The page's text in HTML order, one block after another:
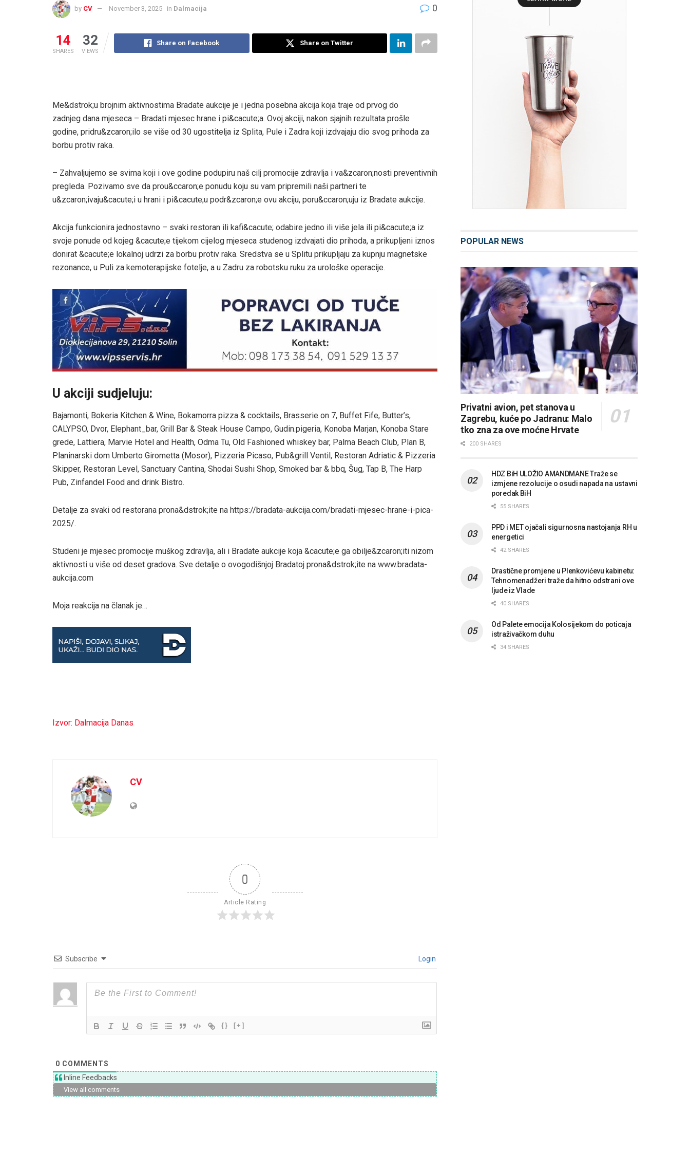
by CV November 3, 2025 in Dalmacija 0
14
SHARES
32
VIEWS
Share on Facebook Share on Twitter
Me&dstrok;u brojnim aktivnostima Bradate aukcije je i jedna posebna akcija koja traje od prvog do
zadnjeg dana mjeseca – Bradati mjesec hrane i pi&cacute;a. Ovoj akciji, nakon sjajnih rezultata prošle
godine, pridru&zcaron;ilo se više od 30 ugostitelja iz Splita, Pule i Zadra koji izdvajaju dio svog prihoda za
borbu protiv raka.
– Zahvaljujemo se svima koji i ove godine podupiru naš cilj promocije zdravlja i va&zcaron;nosti preventivnih
pregleda. Pozivamo sve da prou&ccaron;e ponudu koju su vam pripremili naši partneri te
u&zcaron;ivaju&cacute;i u hrani i pi&cacute;u podr&zcaron;e ovu akciju, poru&ccaron;uju iz Bradate aukcije.
Akcija funkcionira jednostavno – svaki restoran ili kafi&cacute; odabire jedno ili više jela ili pi&cacute;a iz
svoje ponude od kojeg &cacute;e tijekom cijelog mjeseca studenog izdvajati dio prihoda, a prikupljeni iznos
donirat &cacute;e lokalnoj udrzi za borbu protiv raka. Sredstva se u Splitu prikupljaju za kupnju magnetske
rezonance, u Puli za kemoterapijske fotelje, a u Zadru za robotsku ruku za urološke operacije.
U akciji sudjeluju:
Bajamonti, Bokeria Kitchen & Wine, Bokamorra pizza & cocktails, Brasserie on 7, Buffet Fife, Butter’s,
CALYPSO, Dvor, Elephant_bar, Grill Bar & Steak House Campo, Gudin.pigeria, Konoba Marjan, Konoba Stare
grede, Lattiera, Marvie Hotel and Health, Odma Tu, Old Fashioned whiskey bar, Palma Beach Club, Plan B,
Planinarski dom Umberto Girometta (Mosor), Pizzeria Picaso, Pub&grill Ventil, Restoran Adriatic & Pizzeria
Skipper, Restoran Level, Sanctuary Cantina, Shodai Sushi Shop, Smoked bar & bbq, Šug, Tap B, The Harp
Pub, Zinfandel Food and drink Bistro.
Detalje za svaki od restorana prona&dstrok;ite na https://bradata-aukcija.com/bradati-mjesec-hrane-i-pica-
2025/.
Studeni je mjesec promocije muškog zdravlja, ali i Bradate aukcije koja &cacute;e ga obilje&zcaron;iti nizom
aktivnosti u više od deset gradova. Sve detalje o ovogodišnjoj Bradatoj prona&dstrok;ite na www.bradata-
aukcija.com
Moja reakcija na članak je…
Izvor: Dalmacija Danas
CV
0
Article Rating
Subscribe Login
{} [+]
0 COMMENTS
Inline Feedbacks
View all comments
POPULAR NEWS
Privatni avion, pet stanova u
Zagrebu, kuće po Jadranu: Malo
tko zna za ove moćne Hrvate
200 SHARES
HDZ BiH ULOŽIO AMANDMANE Traže se
izmjene rezolucije o osudi napada na ustavni
poredak BiH
55 SHARES
PPD i MET ojačali sigurnosna nastojanja RH u
energetici
42 SHARES
Drastične promjene u Plenkovićevu kabinetu:
Tehnomenadžeri traže da hitno odstrani ove
ljude iz Vlade
40 SHARES
Od Palete emocija Kolosijekom do poticaja
istraživačkom duhu
34 SHARES